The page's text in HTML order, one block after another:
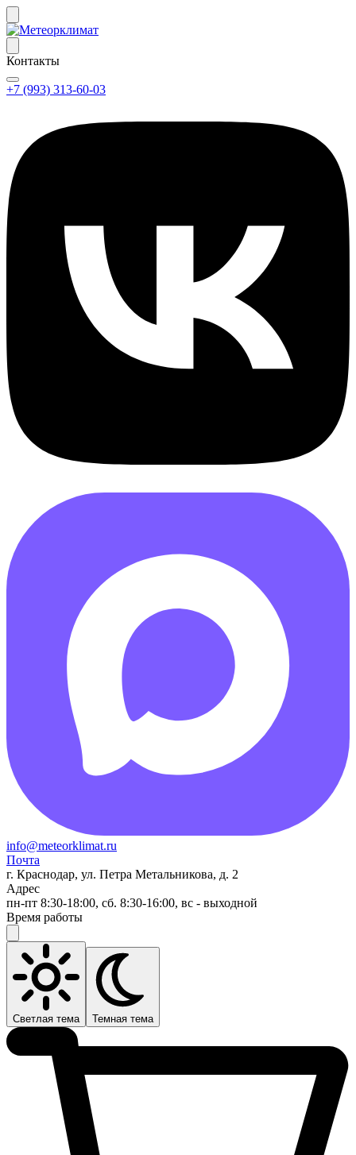
Контакты
+7 (993) 313-60-03
info@meteorklimat.ru
Почта
г. Краснодар, ул. Петра Метальникова, д. 2
Адрес
пн-пт 8:30-18:00, сб. 8:30-16:00, вс - выходной
Время работы
Светлая тема Темная тема